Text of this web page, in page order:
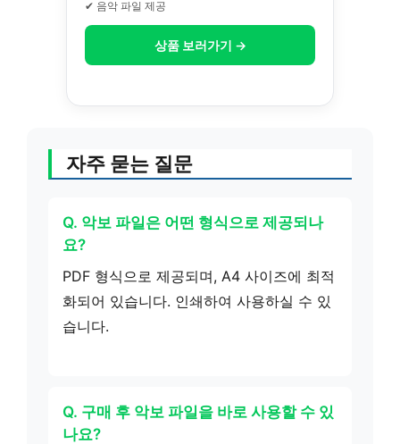
✔ 음악 파일 제공
상품 보러가기 →
자주 묻는 질문
Q. 악보 파일은 어떤 형식으로 제공되나
요?
PDF 형식으로 제공되며, A4 사이즈에 최적
화되어 있습니다. 인쇄하여 사용하실 수 있
습니다.
Q. 구매 후 악보 파일을 바로 사용할 수 있
나요?